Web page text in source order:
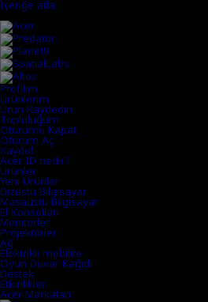
İçeriğe atla
Acer Markaları
Profilim
Ürünlerim
Ürün Kaydedin
Topluluğum
Oturumu Kapat
Oturum Aç
Kaydol
Acer ID nedir?
Ürünler
Yeni Ürünler
Dizüstü Bilgisayar
Masaüstü Bilgisayar
El Konsolları
Monitörler
Projektörler
Ağ
Elektrikli mobilite
Oyun Duvar Kağıdı
Destek
Etkinlikler
Acer Markaları